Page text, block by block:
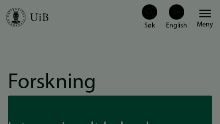
Hopp
Meny
Forskning